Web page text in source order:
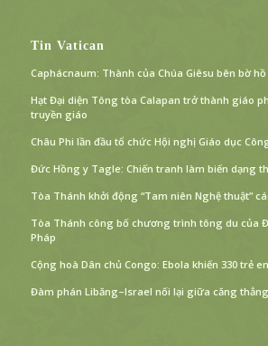
Tin Vatican
Caphácnaum: Thành của Chúa Giêsu bên bờ
Hạt Đại diện Tông tòa Calapan trở thành giáo
truyền giáo
Châu Phi lần đầu tổ chức Hội nghị Giáo dục
Đức Hồng y Tagle: Chiến tranh làm biến dạng
Tòa Thánh khởi động “Tam niên Nghệ thuật”
Tòa Thánh công bố chương trình tông du của
Pháp
Cộng hoà Dân chủ Congo: Ebola khiến 330 trẻ
Đàm phán Libăng–Israel nối lại giữa căng thẳng